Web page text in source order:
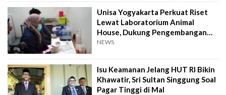
Unisa Yogyakarta Perkuat Riset
Lewat Laboratorium Animal
House, Dukung Pengembangan
Kandidat Obat
NEWS
Isu Keamanan Jelang HUT RI Bikin
Khawatir, Sri Sultan Singgung Soal
Pagar Tinggi di Mal